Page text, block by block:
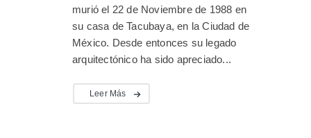
murió el 22 de Noviembre de 1988 en
su casa de Tacubaya, en la Ciudad de
México. Desde entonces su legado
arquitectónico ha sido apreciado...
Leer Más